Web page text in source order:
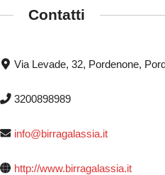
Contatti
Via Levade, 32, Pordenone,
3200898989
info@birragalassia.it
http://www.birragalassia.it